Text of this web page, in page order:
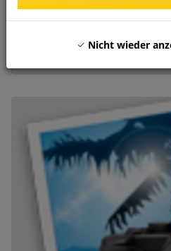
Panthers Gaggenau mit…
Nicht wieder